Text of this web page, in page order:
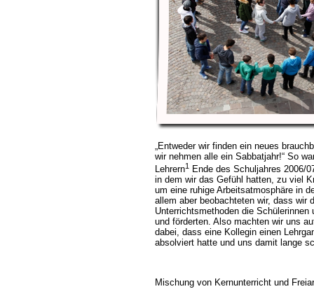
Entweder wir finden ein neues
wir nehmen alle ein Sabbatjahr!“ So
Lehrern1
Ende des Schuljahres 2006/
in dem wir das Gefühl hatten, zu viel
um eine ruhige Arbeitsatmosphäre in
allem aber beobachteten wir, dass wir
Unterrichtsmethoden die
und förderten. Also machten wir uns
dabei, dass eine Kollegin einen
absolviert hatte und uns damit lange
Mischung von Kernunterricht und